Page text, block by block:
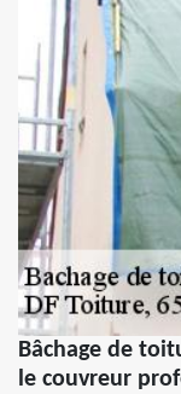
Bâchage de
le couvreur